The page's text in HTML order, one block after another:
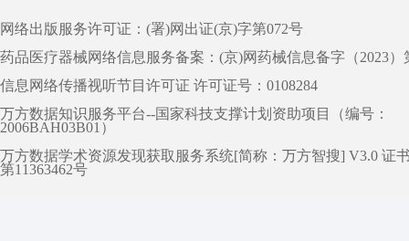
网络出版服务许可证：(署)网出证(京)字第072号
药品医疗器械网络信息服务备案：(京)网药械信息备字（2023）
信息网络传播视听节目许可证 许可证号：0108284
万方数据知识服务平台--国家科技支撑计划资助项目（编号：
2006BAH03B01）
万方数据学术资源发现获取服务系统[简称：万方智搜] V3.0 证
第11363462号